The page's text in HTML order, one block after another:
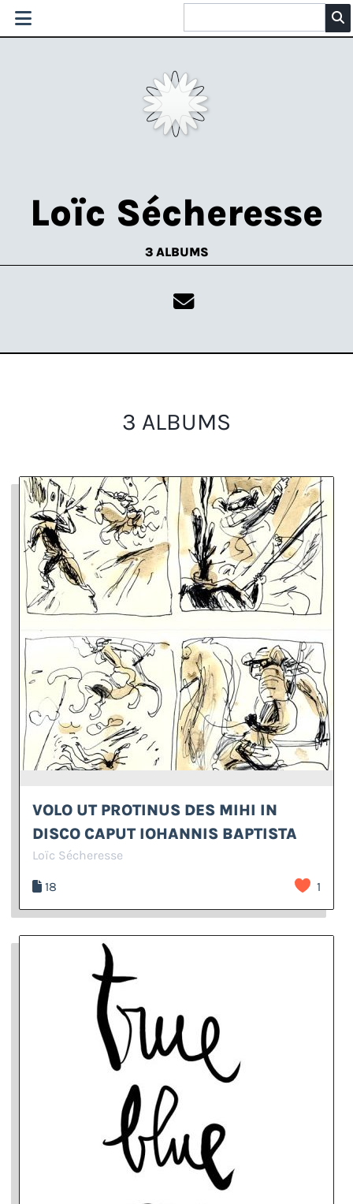
Loïc Sécheresse
3 ALBUMS
3 ALBUMS
VOLO UT PROTINUS DES MIHI IN
DISCO CAPUT IOHANNIS BAPTISTA
Loïc Sécheresse
18 1